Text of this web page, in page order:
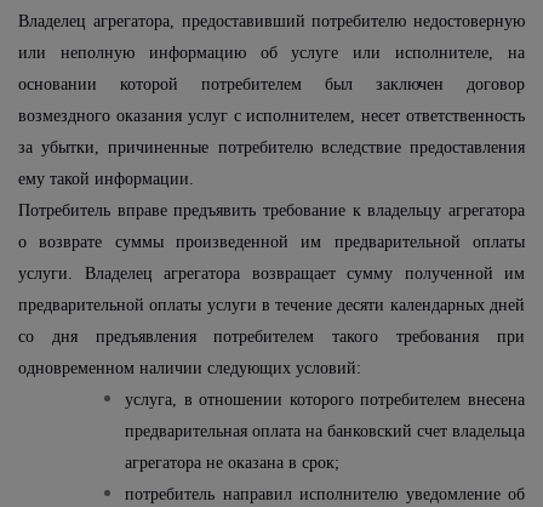
Владелец агрегатора, предоставивший потребителю недостоверную
или неполную информацию об услуге или исполнителе, на
основании которой потребителем был заключен договор
возмездного оказания услуг с исполнителем, несет ответственность
за убытки, причиненные потребителю вследствие предоставления
ему такой информации.
Потребитель вправе предъявить требование к владельцу агрегатора
о возврате суммы произведенной им предварительной оплаты
услуги. Владелец агрегатора возвращает сумму полученной им
предварительной оплаты услуги в течение десяти календарных дней
со дня предъявления потребителем такого требования при
одновременном наличии следующих условий:
услуга, в отношении которого потребителем внесена
предварительная оплата на банковский счет владельца
агрегатора не оказана в срок;
потребитель направил исполнителю уведомление об